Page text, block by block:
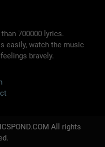
700000 lyrics.
easily, watch the music
bravely.
All rights